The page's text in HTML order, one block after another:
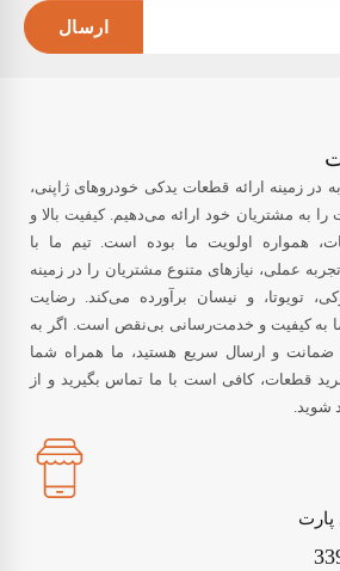
در زمینه ارائه قطعات یدکی خودروهای ژاپنی،
به مشتریان خود ارائه می‌دهیم. کیفیت بالا و
همواره اولویت ما بوده است. تیم ما با
عملی، نیازهای متنوع مشتریان را در زمینه
تویوتا، و نیسان برآورده می‌کند. رضایت
به کیفیت و خدمت‌رسانی بی‌نقص است. اگر به
ضمانت و ارسال سریع هستید، ما همراه شما
قطعات، کافی است با ما تماس بگیرید و از
شوید.